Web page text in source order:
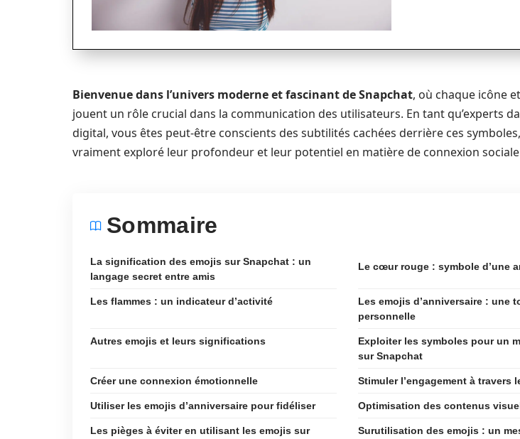
Bienvenue dans l’univers moderne et fascinant de Snapchat, où chaque icône
jouent un rôle crucial dans la communication des utilisateurs. En tant qu’experts
digital, vous êtes peut-être conscients des subtilités cachées derrière ces
vraiment exploré leur profondeur et leur potentiel en matière de connexion
Sommaire
La signification des emojis sur Snapchat : un
langage secret entre amis
Le cœur rouge : symbole d’une
Les flammes : un indicateur d’activité
Les emojis d’anniversaire : une
personnelle
Autres emojis et leurs significations
Exploiter les symboles pour un
sur Snapchat
Créer une connexion émotionnelle Stimuler l’engagement à travers
Utiliser les emojis d’anniversaire pour fidéliser Optimisation des contenus
Les pièges à éviter en utilisant les emojis sur
Surutilisation des emojis : un